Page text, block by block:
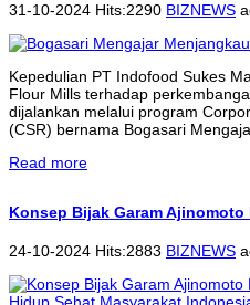
31-10-2024 Hits:2290 BIZNEWS
Kepedulian PT Indofood Sukes
Flour Mills terhadap
dijalankan melalui program
(CSR) bernama Bogasari
Read more
Konsep Bijak Garam
24-10-2024 Hits:2883 BIZNEWS